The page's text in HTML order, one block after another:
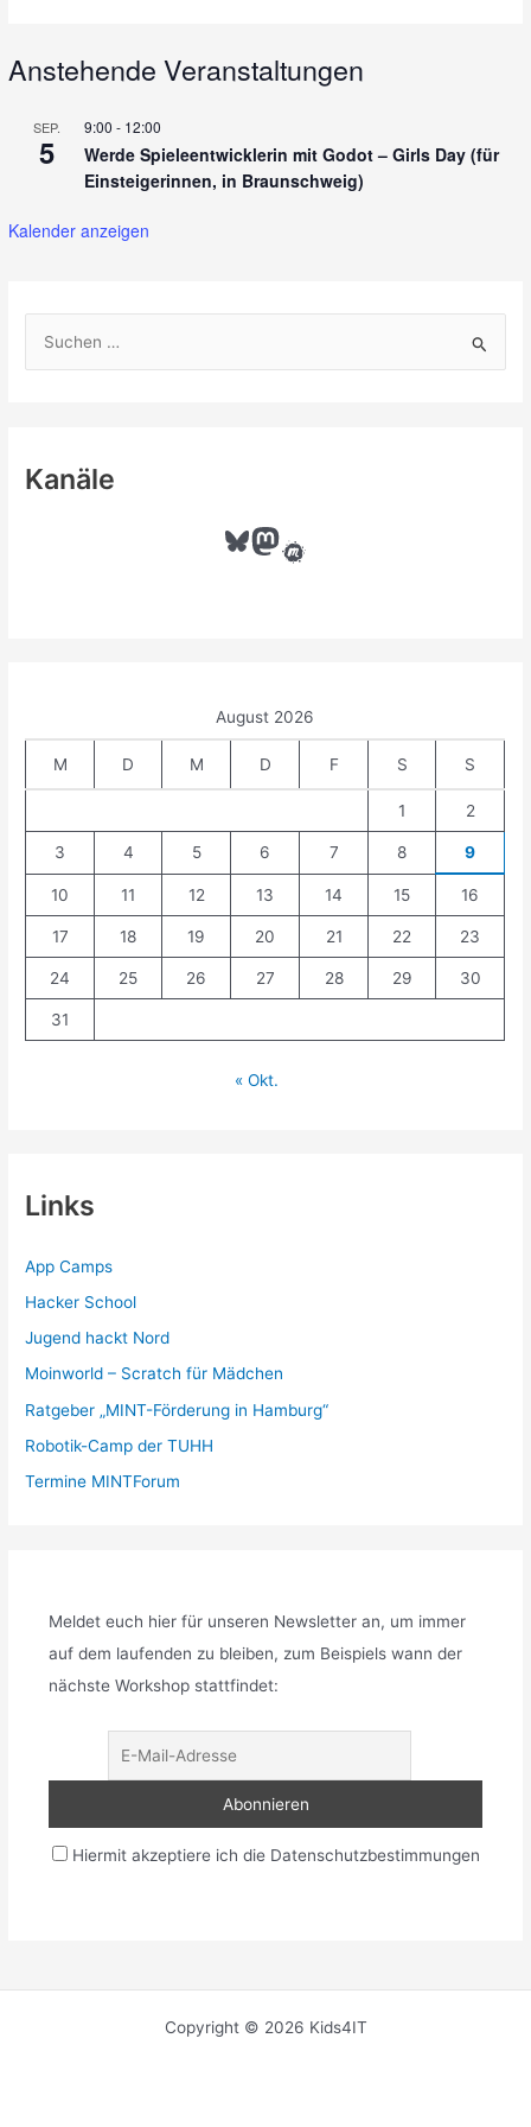
Braunschweig
ein
voller
Anstehende Veranstaltungen
SEP.
5
9:00 - 12:00
Werde Spieleentwicklerin mit Godot – Girls Day (für
Einsteigerinnen, in Braunschweig)
Kalender anzeigen
n
Kanäle
Bluesky Mastodon Meetup
August 2026
M D M D F S S
1 2
3 4 5 6 7 8 9
10 11 12 13 14 15 16
17 18 19 20 21 22 23
24 25 26 27 28 29 30
31
« Okt.
Links
App Camps
Hacker School
Jugend hackt Nord
Moinworld – Scratch für Mädchen
Ratgeber „MINT-Förderung in Hamburg“
Robotik-Camp der TUHH
Termine MINTForum
Meldet euch hier für unseren Newsletter an, um immer
auf dem laufenden zu bleiben, zum Beispiels wann der
nächste Workshop stattfindet:
Hiermit akzeptiere ich die Datenschutzbestimmungen
Copyright © 2026 Kids4IT